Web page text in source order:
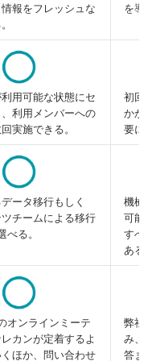
報をフレッシュな
を導
用可能な状態にセ
利用メンバーへの
実施できる。
初回
かか
要に
ータ移行もしく
チームによる移行
べる。
機械
可能
すべ
ある
オンラインミーテ
カンが定着するよ
ほか、問い合わせ
弊社
み、
答ま